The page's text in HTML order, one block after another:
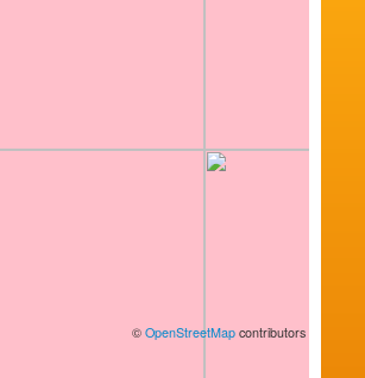
© OpenStreetMap contributors